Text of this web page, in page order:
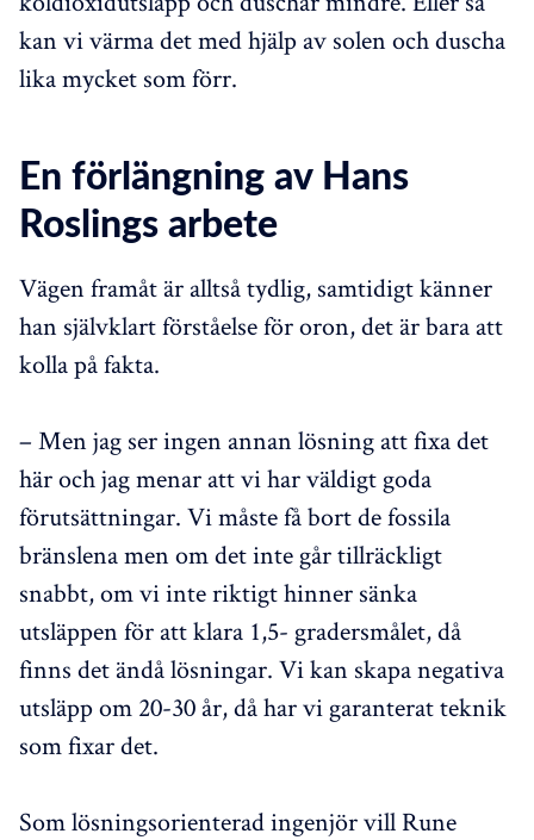
kan vi värma det med hjälp av solen och duscha
lika mycket som förr.
En förlängning av Hans
Roslings arbete
Vägen framåt är alltså tydlig, samtidigt känner
han självklart förståelse för oron, det är bara att
kolla på fakta.
– Men jag ser ingen annan lösning att fixa det
här och jag menar att vi har väldigt goda
förutsättningar. Vi måste få bort de fossila
bränslena men om det inte går tillräckligt
snabbt, om vi inte riktigt hinner sänka
utsläppen för att klara 1,5- gradersmålet, då
finns det ändå lösningar. Vi kan skapa negativa
utsläpp om 20-30 år, då har vi garanterat teknik
som fixar det.
Som lösningsorienterad ingenjör vill Rune